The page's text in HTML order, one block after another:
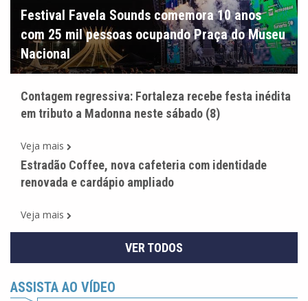
Festival Favela Sounds comemora 10 anos
com 25 mil pessoas ocupando Praça do Museu
Nacional
Contagem regressiva: Fortaleza recebe festa inédita
em tributo a Madonna neste sábado (8)
Veja mais
Estradão Coffee, nova cafeteria com identidade
renovada e cardápio ampliado
Veja mais
VER TODOS
ASSISTA AO VÍDEO